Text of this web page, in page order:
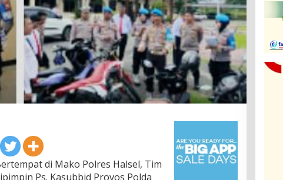
di Mako Polres Halsel, Tim
Ps. Kasubbid Provos Polda